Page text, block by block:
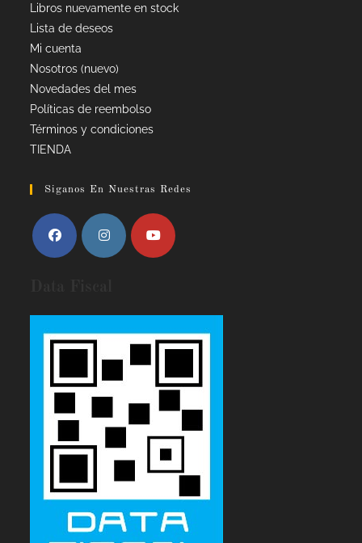
Libros nuevamente en stock
Lista de deseos
Mi cuenta
Nosotros (nuevo)
Novedades del mes
Políticas de reembolso
Términos y condiciones
TIENDA
Siganos En Nuestras Redes